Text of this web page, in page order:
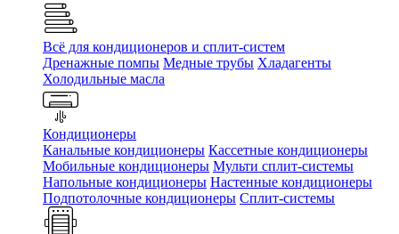
Всё для кондиционеров и сплит-систем
Дренажные помпы Медные трубы Хладагенты
Холодильные масла
Кондиционеры
Канальные кондиционеры Кассетные кондиционеры
Мобильные кондиционеры Мульти сплит-системы
Напольные кондиционеры Настенные кондиционеры
Подпотолочные кондиционеры Сплит-системы